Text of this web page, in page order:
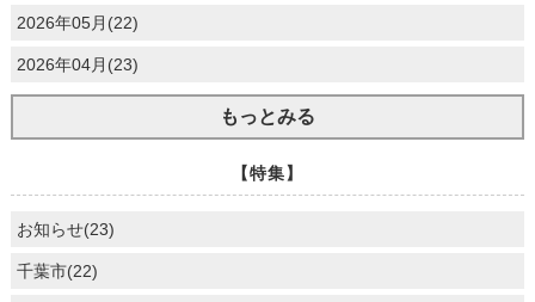
2026年05月(22)
2026年04月(23)
もっとみる
【特集】
お知らせ(23)
千葉市(22)